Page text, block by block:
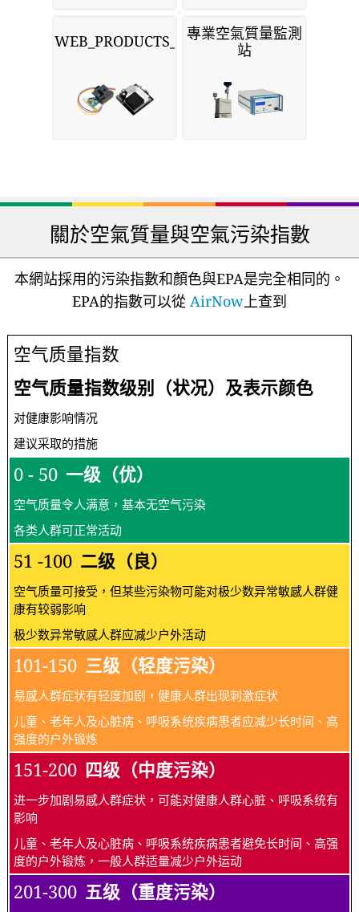
WEB_PRODUCTS_SENSORS專業空氣質量監測
站
關於空氣質量與空氣污染指數
本網站採用的污染指數和顏色與EPA是完全相同的。
EPA的指數可以從 AirNow 上查到
空气质量指数
空气质量指数级别（状况）及表示颜色
对健康影响情况
建议采取的措施
0 - 50 一级（优）
空气质量令人满意，基本无空气污染
各类人群可正常活动
51 -100 二级（良）
空气质量可接受，但某些污染物可能对极少数异常敏感人群健
康有较弱影响
极少数异常敏感人群应减少户外活动
101-150 三级（轻度污染）
易感人群症状有轻度加剧，健康人群出现刺激症状
儿童、老年人及心脏病、呼吸系统疾病患者应减少长时间、高
强度的户外锻炼
151-200 四级（中度污染）
进一步加剧易感人群症状，可能对健康人群心脏、呼吸系统有
影响
儿童、老年人及心脏病、呼吸系统疾病患者避免长时间、高强
度的户外锻炼，一般人群适量减少户外运动
201-300 五级（重度污染）